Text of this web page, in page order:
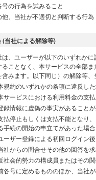
号の行為を試みること
他、当社が不適切と判断する行為
(当社による解除等)
は、ユーザーが以下のいずれか
ることなく、本サービスの全部
含みます。以下同じ）の解除等
規約のいずれかの条項に違反し
サービスにおける利用料金の支
録情報に虚偽の事実があること
払停止もしくは支払不能となり
手続の開始の申立てがあった場合
ーザー登録による初回ログイン
社からの問合せその他の回答を
社会的勢力の構成員またはその
各号に定めるもののほか、当社